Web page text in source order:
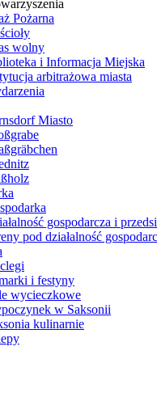
Pożarna
wolny
i Informacja Miejska
arbitrażowa miasta
Miasto
gospodarcza i
pod działalność
i festyny
wycieczkowe
w Saksonii
kulinarnie